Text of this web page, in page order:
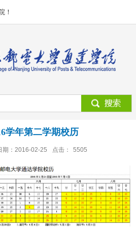
！
学年第二学期校历
期：2016-02-25 点击： 5505